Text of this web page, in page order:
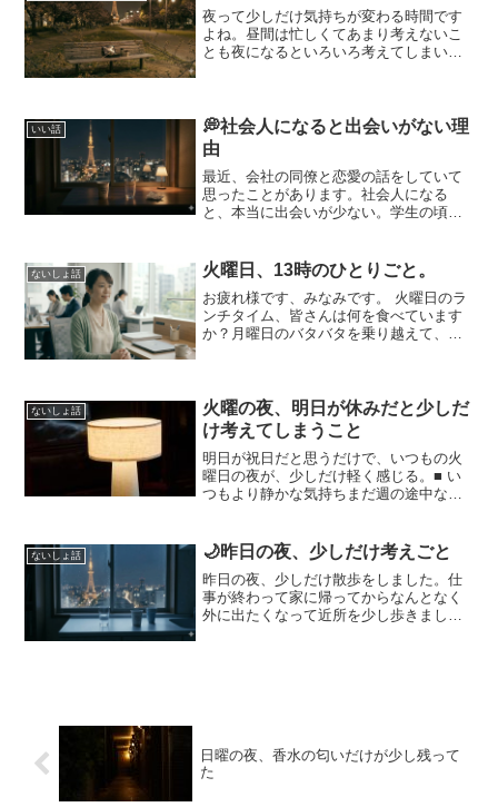
夜って少しだけ気持ちが変わる時間です
よね。昼間は忙しくてあまり考えないこ
とも夜になるといろいろ考えてしまいま
てもっと恋愛してるもの...
いい話
💭社会人になると出会いがない理
由
最近、会社の同僚と恋愛の話をしていて
思ったことがあります。社会人になる
と、本当に出会いが少ない。学生の頃は
仲良くなる機会が多かった気がします👫
でも社会人になると生活はとて...
ないしょ話 火曜日、13時のひとりごと。
お疲れ様です、みなみです。 火曜日のラ
ンチタイム、皆さんは何を食べています
か？月曜日のバタバタを乗り越えて、少
飲まないと…」なんて...
ないしょ話
火曜の夜、明日が休みだと少しだ
け考えてしまうこと
明日が祝日だと思うだけで、いつもの火
曜日の夜が、少しだけ軽く感じる。■ い
つもより静かな気持ちまだ週の途中なの
をしてただけで、ちゃんと疲れてたんだ
なって思う。■ 何も...
ないしょ話 🌙昨日の夜、少しだけ考えごと
昨日の夜、少しだけ散歩をしました。仕
事が終わって家に帰ってからなんとなく
外に出たくなって近所を少し歩きまし
日曜の夜、香水の匂いだけが少し残って
た